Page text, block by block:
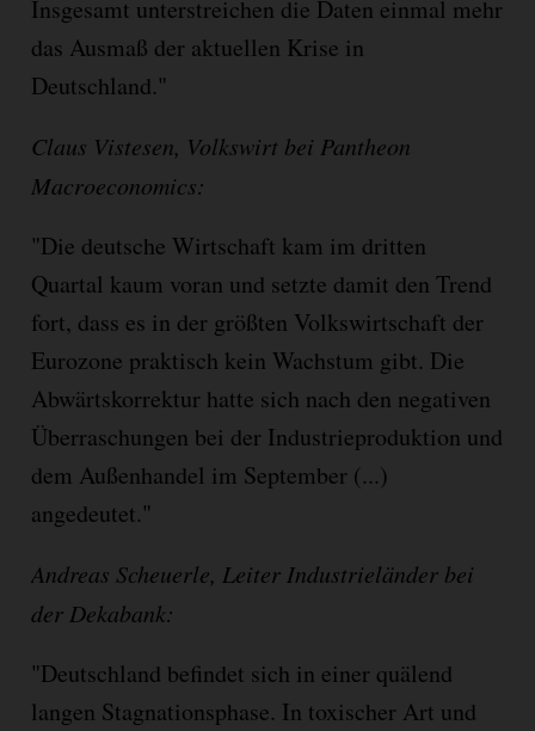
Insgesamt unterstreichen die Daten einmal mehr
das Ausmaß der aktuellen Krise in
Deutschland."
Claus Vistesen, Volkswirt bei Pantheon
Macroeconomics:
"Die deutsche Wirtschaft kam im dritten
Quartal kaum voran und setzte damit den Trend
fort, dass es in der größten Volkswirtschaft der
Eurozone praktisch kein Wachstum gibt. Die
Abwärtskorrektur hatte sich nach den negativen
Überraschungen bei der Industrieproduktion und
dem Außenhandel im September (...)
angedeutet."
Andreas Scheuerle, Leiter Industrieländer bei
der Dekabank:
"Deutschland befindet sich in einer quälend
langen Stagnationsphase. In toxischer Art und